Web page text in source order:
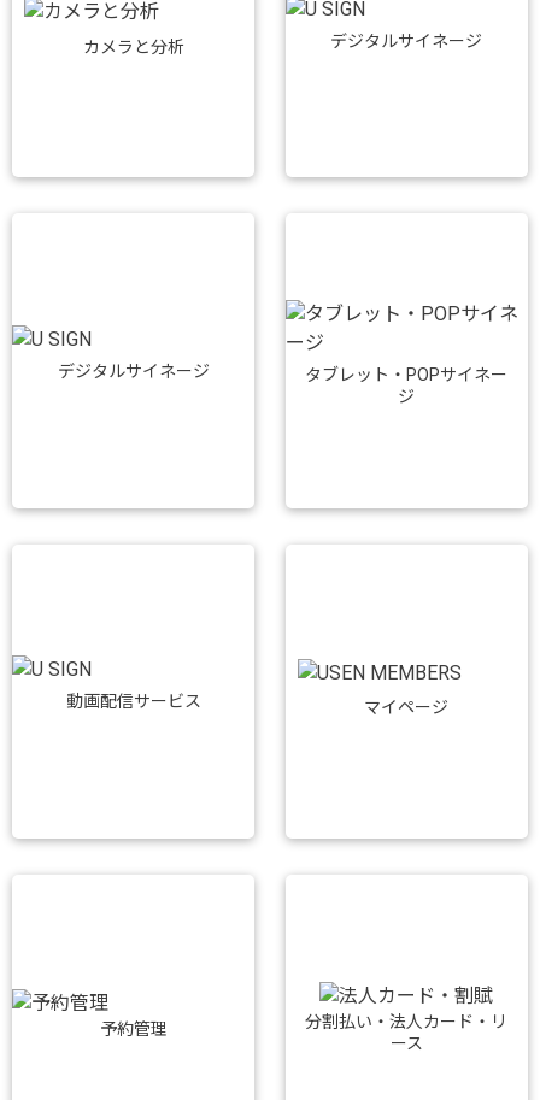
カメラと分析 デジタルサイネージ
デジタルサイネージ
タブレット・POPサイネー
ジ
動画配信サービス マイページ
予約管理
分割払い・法人カード・リ
ース